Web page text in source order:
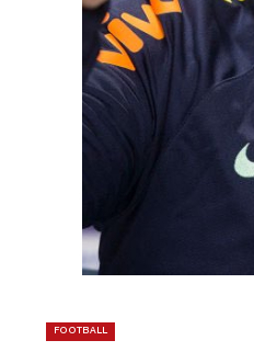
FOOTBALL